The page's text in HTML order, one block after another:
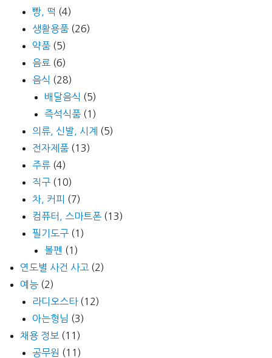
빵, 떡 (4)
생활용품 (26)
약품 (5)
음료 (6)
음식 (28)
배달음식 (5)
즉석식품 (1)
의류, 신발, 시계 (5)
전자제품 (13)
주류 (4)
직구 (10)
차, 커피 (7)
컴퓨터, 스마트폰 (13)
필기도구 (1)
볼펜 (1)
연도별 사건 사고 (2)
예능 (2)
라디오스타(12)
아는형님 (3)
채용 정보 (11)
공무원 (11)